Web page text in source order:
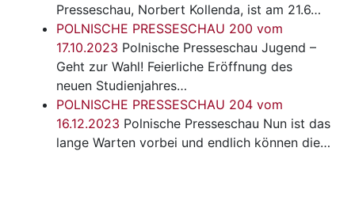
Presseschau, Norbert Kollenda, ist am 21.6…
POLNISCHE PRESSESCHAU 200 vom
17.10.2023 Polnische Presseschau Jugend –
Geht zur Wahl! Feierliche Eröffnung des
neuen Studienjahres…
POLNISCHE PRESSESCHAU 204 vom
16.12.2023 Polnische Presseschau Nun ist das
lange Warten vorbei und endlich können die…